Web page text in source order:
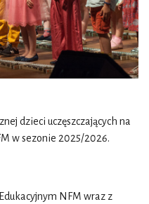
dzieci uczęszczających na
w sezonie 2025/2026.
NFM wraz z